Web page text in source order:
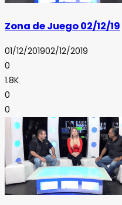
Zona de Juego 02/12/19
01/12/201902/12/2019
0
1.8K
0
0